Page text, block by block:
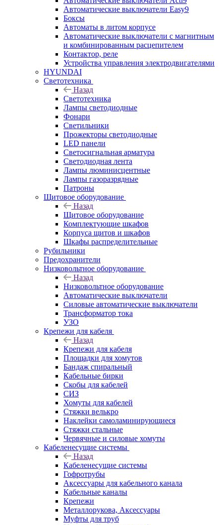
Автоматические выключатели Easy9
Боксы
Автоматы в литом корпусе
Автоматические выключатели с магнитным
и комбинированным расцепителем
Контактор, реле
Устройства управления электродвигателями
HYUNDAI
Светотехника
Назад
Светотехника
Лампы светодиодные
Фонари
Светильники
Прожекторы светодиодные
LED панели
Светосигнальная арматура
Светодиодная лента
Лампы люминисцентные
Лампы газоразрядные
Патроны
Щитовое оборудование
Назад
Щитовое оборудование
Комплектующие шкафов
Корпуса щитов и шкафов
Шкафы распределительные
Рубильники
Предохранители
Низковольтное оборудование
Назад
Низковольтное оборудование
Автоматические выключатели
Силовые автоматические выключатели
Трансформатор тока
УЗО
Крепежи для кабеля
Назад
Крепежи для кабеля
Площадки для хомутов
Бандаж спиральный
Кабельные бирки
Cкобы для кабелей
СИЗ
Хомуты для кабелей
Стяжки велькро
Наклейки самоламинирующиеся
Стяжки стальные
Червячные и силовые хомуты
Кабеленесущие системы
Назад
Кабеленесущие системы
Гофротрубы
Аксессуары для кабельного канала
Кабельные каналы
Крепежи
Металлорукова, Аксессуары
Муфты для труб